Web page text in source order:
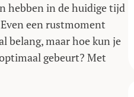
hebben in de huidige tijd
een rustmoment
belang, maar hoe kun je
gebeurt? Met